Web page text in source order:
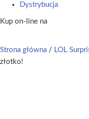
Dystrybucja
Kup on-line na
Strona główna / LOL
złotko!